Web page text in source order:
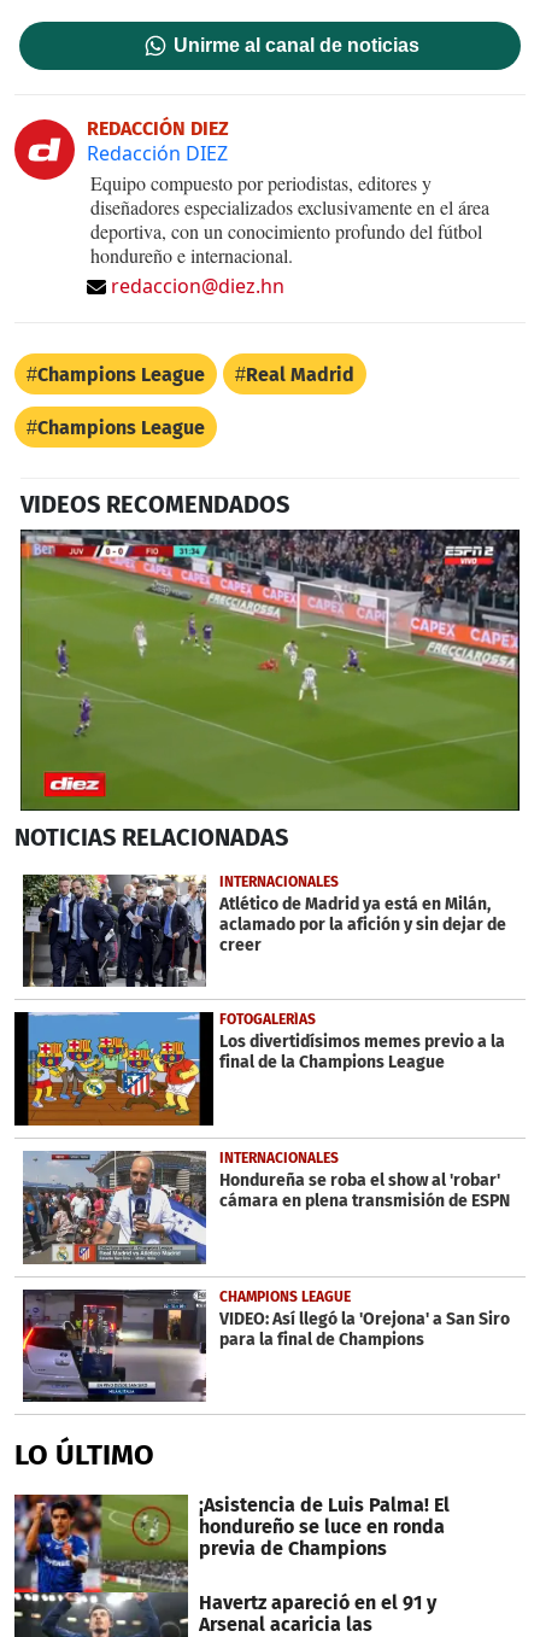
Unirme al canal de noticias
REDACCIÓN DIEZ
Redacción DIEZ
Equipo compuesto por periodistas, editores y
diseñadores especializados exclusivamente en el área
deportiva, con un conocimiento profundo del fútbol
hondureño e internacional.
redaccion@diez.hn
Champions League Real Madrid
Champions League
VIDEOS RECOMENDADOS
seconds
4
minutes,
35
seconds
NOTICIAS RELACIONADAS
INTERNACIONALES
Atlético de Madrid ya está en Milán,
aclamado por la afición y sin dejar de
creer
FOTOGALERÍAS
Los divertidísimos memes previo a la
final de la Champions League
INTERNACIONALES
Hondureña se roba el show al 'robar'
cámara en plena transmisión de ESPN
CHAMPIONS LEAGUE
VIDEO: Así llegó la 'Orejona' a San Siro
para la final de Champions
LO ÚLTIMO
¡Asistencia de Luis Palma! El
hondureño se luce en ronda
previa de Champions
Havertz apareció en el 91 y
Arsenal acaricia las